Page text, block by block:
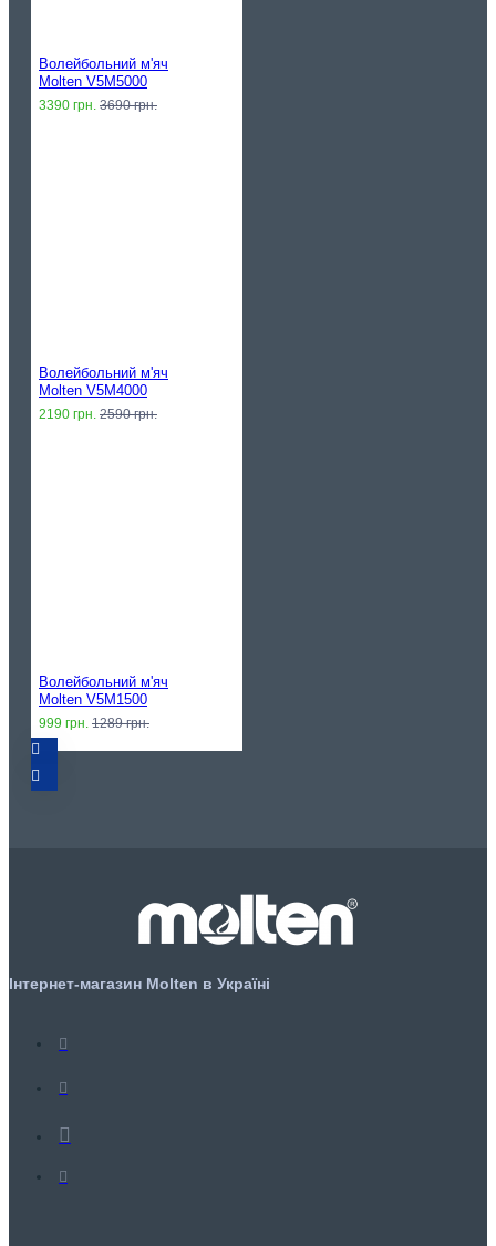
Волейбольний м'яч
Molten V5M5000
3390 грн. 3690 грн.
Волейбольний м'яч
Molten V5M4000
2190 грн. 2590 грн.
Волейбольний м'яч
Molten V5M1500
999 грн. 1289 грн.
Інтернет-магазин Molten в Україні